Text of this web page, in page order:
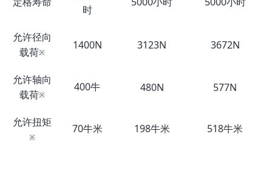
时
允许径向
载荷※
1400N 3123N 3672N
允许轴向
载荷※
400牛 480N 577N
允许扭矩
※
70牛米 198牛米 518牛米